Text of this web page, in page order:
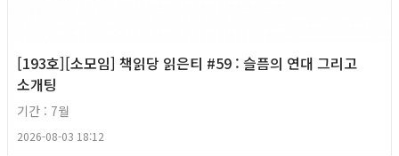
[193호][소모임] 책읽당 읽은티 #59 : 슬픔의 연대 그리고
소개팅
기간 : 7월
2026-08-03 18:12